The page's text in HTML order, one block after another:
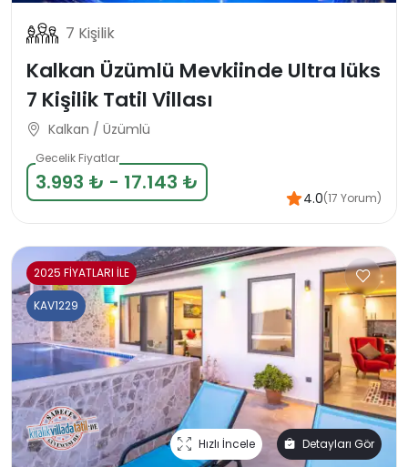
7 Kişilik
Kalkan Üzümlü Mevkiinde Ultra lüks
7 Kişilik Tatil Villası
Kalkan / Üzümlü
Gecelik Fiyatlar
3.993 ₺ - 17.143 ₺
4.0(17 Yorum)
2025 FİYATLARI İLE
Hızlı İncele Detayları Gör
KAV1229